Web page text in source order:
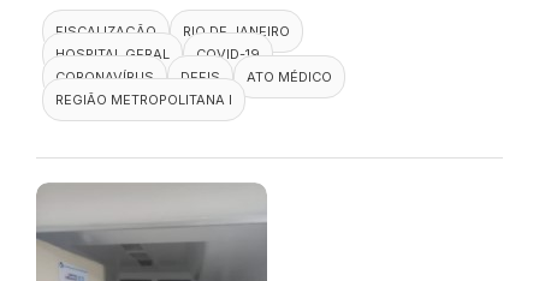
FISCALIZAÇÃO
RIO DE JANEIRO
HOSPITAL GERAL
COVID-19
CORONAVÍRUS
DEFIS
ATO MÉDICO
REGIÃO METROPOLITANA I